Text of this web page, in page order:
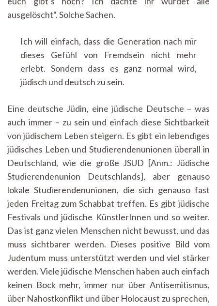
ausgelöscht“. Solche Sachen.
Ich will einfach, dass die Generation nach mir
dieses Gefühl von Fremdsein nicht mehr
erlebt. Sondern dass es ganz normal wird,
jüdisch und deutsch zu sein.
Eine deutsche Jüdin, eine jüdische Deutsche – was
auch immer – zu sein und einfach diese Sichtbarkeit
von jüdischem Leben steigern. Es gibt ein lebendiges
jüdisches Leben und Studierendenunionen überall in
Deutschland, wie die große JSUD [Anm.: Jüdische
Studierendenunion Deutschlands], aber genauso
lokale Studierendenunionen, die sich genauso fast
jeden Freitag zum Schabbat treffen. Es gibt jüdische
Festivals und jüdische KünstlerInnen und so weiter.
Das ist ganz vielen Menschen nicht bewusst, und das
muss sichtbarer werden. Dieses positive Bild vom
Judentum muss unterstützt werden und viel stärker
werden. Viele jüdische Menschen haben auch einfach
keinen Bock mehr, immer nur über Antisemitismus,
über Nahostkonflikt und über Holocaust zu sprechen,